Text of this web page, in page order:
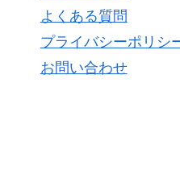
よくある質問
プライバシーポリシ
お問い合わせ